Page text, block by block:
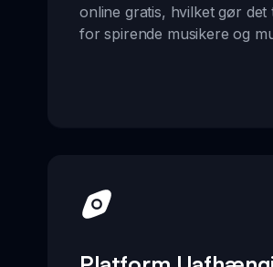
online gratis, hvilket gør
for spirende musikere og